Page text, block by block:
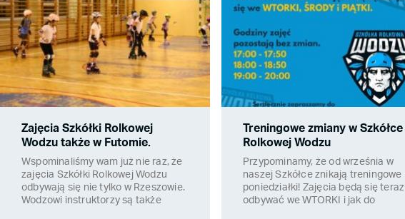
Zajęcia Szkółki Rolkowej
Wodzu także w Futomie.
Wspominaliśmy wam już nie raz, że
zajęcia Szkółki Rolkowej Wodzu
odbywają się nie tylko w Rzeszowie.
Wodzowi instruktorzy są także
Treningowe zmiany w Szkółce
Rolkowej Wodzu
Przypominamy, że od września w
naszej Szkółce znikają treningowe
poniedziałki! Zajęcia będą się teraz
odbywać we WTORKI i jak do